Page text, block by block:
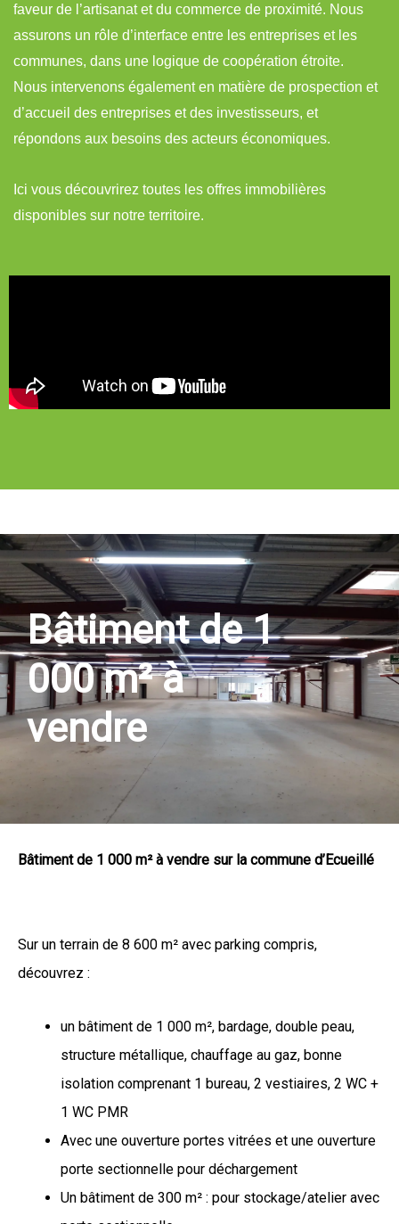
faveur de l’artisanat et du commerce de proximité. Nous
assurons un rôle d’interface entre les entreprises et les
communes, dans une logique de coopération étroite.
Nous intervenons également en matière de prospection et
d’accueil des entreprises et des investisseurs, et
répondons aux besoins des acteurs économiques.
Ici vous découvrirez toutes les offres immobilières
disponibles sur notre territoire.
Bâtiment de 1
000 m² à
vendre
Bâtiment de 1 000 m² à vendre sur la commune d’Ecueillé​
Sur un terrain de 8 600 m² avec parking compris,
découvrez :
un bâtiment de 1 000 m², bardage, double peau,
structure métallique, chauffage au gaz, bonne
isolation comprenant 1 bureau, 2 vestiaires, 2 WC +
1 WC PMR
Avec une ouverture portes vitrées et une ouverture
porte sectionnelle pour déchargement
Un bâtiment de 300 m² : pour stockage/atelier avec